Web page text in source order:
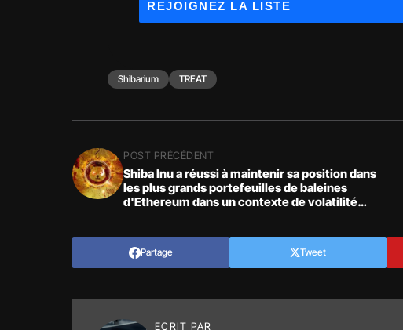
Shibarium TREAT
POST PRÉCÉDENT
Shiba Inu a réussi à maintenir sa position dans
les plus grands portefeuilles de baleines
d'Ethereum dans un contexte de volatilité
Partage Tweet
ECRIT PAR